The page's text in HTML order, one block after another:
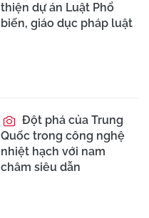
thiện dự án Luật Phổ
biến, giáo dục pháp luật
Đột phá của Trung
Quốc trong công nghệ
nhiệt hạch với nam
châm siêu dẫn